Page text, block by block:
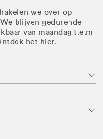
we over op
blijven gedurende
van maandag t.e.m
het hier.